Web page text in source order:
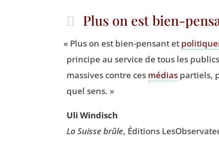
Plus on est bien-
« Plus on est bien-pen­sant et
prin­cipe au ser­vice de tous les
mas­sives contre ces médias par­tiels,
quel sens. »
Uli Win­disch
La Suisse brûle, Édi­tions